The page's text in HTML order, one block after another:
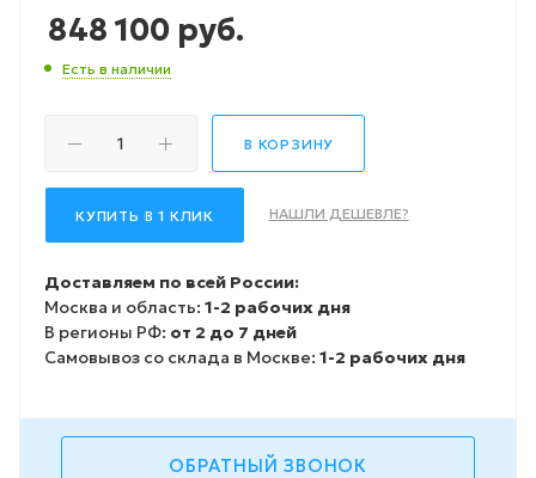
848 100 руб.
Есть в наличии
В КОРЗИНУ
КУПИТЬ В 1 КЛИК НАШЛИ ДЕШЕВЛЕ?
Доставляем по всей России:
Москва и область: 1-2 рабочих дня
В регионы РФ: от 2 до 7 дней
Самовывоз со склада в Москве: 1-2 рабочих дня
ОБРАТНЫЙ ЗВОНОК